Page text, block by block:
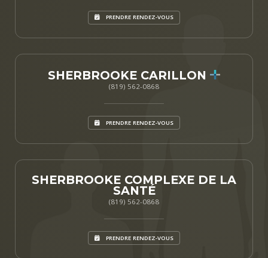
PRENDRE RENDEZ-VOUS
SHERBROOKE CARILLON
(819) 562-0868
PRENDRE RENDEZ-VOUS
SHERBROOKE COMPLEXE DE LA
SANTÉ
(819) 562-0868
PRENDRE RENDEZ-VOUS